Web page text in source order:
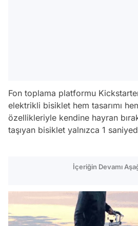
Fon toplama platformu
elektrikli bisiklet hem tasarımı
özellikleriyle kendine hayran
taşıyan bisiklet yalnızca 1
İçeriğin Devamı